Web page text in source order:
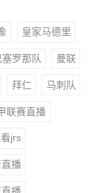
皇家马德里
塞罗那队 曼联
拜仁 马刺队
联赛直播
jrs
播